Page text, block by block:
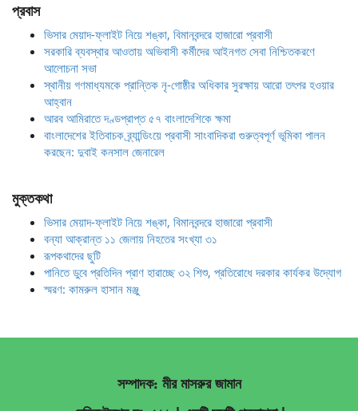
প্রবাস
ভিসার মেয়াদ-ফ্লাইট নিয়ে শঙ্কা, বিমানবন্দরে হাজারো প্রবাসী
সরকারি ব্যবস্থার আওতায় অভিবাসী কর্মীদের আইনগত সেবা নিশ্চিতকরণে
আলোচনা সভা
স্থানীয় গণমাধ্যমকে প্রান্তিক নৃ-গোষ্ঠীর অধিকার সুরক্ষায় আরো তৎপর হওয়ার
আহ্বান
আরব আমিরাতে দণ্ডপ্রাপ্ত ৫৭ বাংলাদেশিকে ক্ষমা
বাংলাদেশের ইতিবাচক ব্র্যান্ডিংয়ে প্রবাসী সাংবাদিকরা গুরুত্বপূর্ণ ভূমিকা পালন
করছেন: দুবাই কনসাল জেনারেল
মুক্তকথা
ভিসার মেয়াদ-ফ্লাইট নিয়ে শঙ্কা, বিমানবন্দরে হাজারো প্রবাসী
বন্যা আক্রান্ত ১১ জেলায় নিহতের সংখ্যা ৩১
রূপকথাদের ছুটি
পানিতে ডুবে প্রতিদিন প্রাণ হারাচ্ছে ৩২ শিশু, প্রতিরোধে দরকার কার্যকর উদ্যোগ
স্মরণ: কামরুল হাসান মঞ্জু
সম্পাদক: মীর মাসরুর জামান